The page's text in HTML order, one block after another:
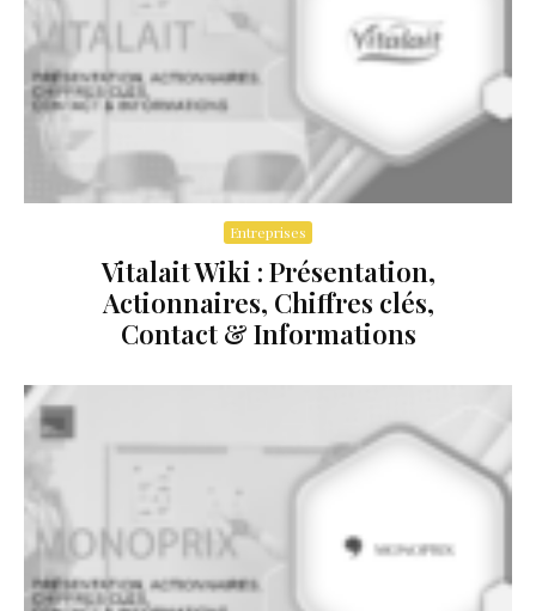
Entreprises
Vitalait Wiki : Présentation,
Actionnaires, Chiffres clés,
Contact & Informations